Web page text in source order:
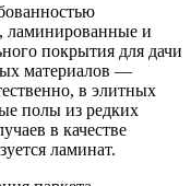
ламинированные и
покрытия для дачи
материалов —
в элитных
полы из редких
в качестве
ламинат.